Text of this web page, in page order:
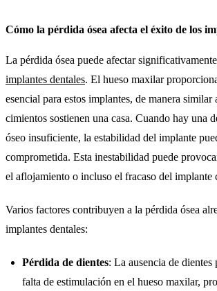
Cómo la pérdida ósea afecta el éxito de los
La pérdida ósea puede afectar
implantes dentales. El hueso maxilar
esencial para estos implantes, de manera similar
cimientos sostienen una casa. Cuando hay una
óseo insuficiente, la estabilidad del implante
comprometida. Esta inestabilidad puede
el aflojamiento o incluso el fracaso del implante
Varios factores contribuyen a la pérdida ósea
implantes dentales:
Pérdida de dientes: La ausencia de dientes
falta de estimulación en el hueso maxilar,